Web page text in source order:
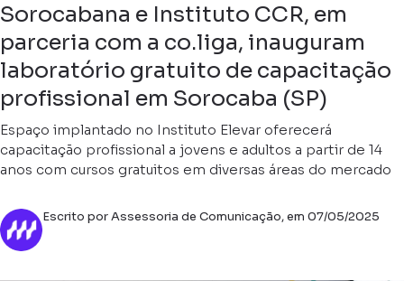
Sorocabana e Instituto CCR, em
parceria com a co.liga, inauguram
laboratório gratuito de capacitação
profissional em Sorocaba (SP)
Espaço implantado no Instituto Elevar oferecerá
capacitação profissional a jovens e adultos a partir de 14
anos com cursos gratuitos em diversas áreas do mercado
Escrito por Assessoria de Comunicação, em 07/05/2025